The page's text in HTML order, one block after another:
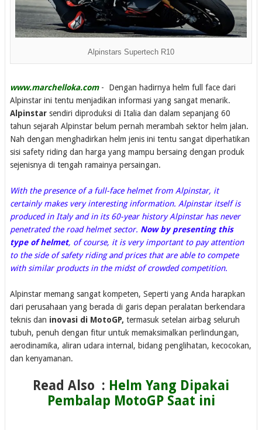
Alpinstars Supertech R10
www.marchelloka.com- Dengan hadirnya helm full face dari
Alpinstar ini tentu menjadikan informasi yang sangat menarik.
Alpinstar sendiri diproduksi di Italia dan dalam sepanjang 60
tahun sejarah Alpinstar belum pernah merambah sektor helm jalan.
Nah dengan menghadirkan helm jenis ini tentu sangat diperhatikan
sisi safety riding dan harga yang mampu bersaing dengan produk
sejenisnya di tengah ramainya persaingan.
With the presence of a full-face helmet from Alpinstar, it
certainly makes very interesting information. Alpinstar itself is
produced in Italy and in its 60-year history Alpinstar has never
penetrated the road helmet sector. Now by presenting this
type of helmet, of course, it is very important to pay attention
to the side of safety riding and prices that are able to compete
with similar products in the midst of crowded competition.
Alpinstar memang sangat kompeten, Seperti yang Anda harapkan
dari perusahaan yang berada di garis depan peralatan berkendara
teknis dan inovasi di MotoGP, termasuk setelan airbag seluruh
tubuh, penuh dengan fitur untuk memaksimalkan perlindungan,
aerodinamika, aliran udara internal, bidang penglihatan, kecocokan,
dan kenyamanan.
Read Also : Helm Yang Dipakai
Pembalap MotoGP Saat ini